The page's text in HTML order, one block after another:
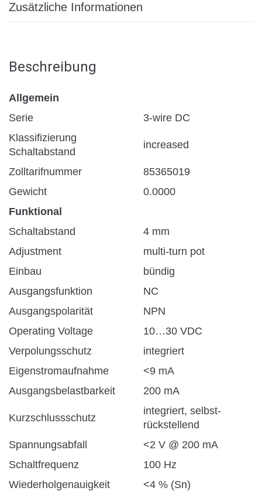
Zusätzliche Informationen
Beschreibung
Allgemein
Serie
3-wire DC
Klassifizierung
Schaltabstand
increased
Zolltarifnummer
85365019
Gewicht
0.0000
Funktional
Schaltabstand
4 mm
Adjustment
multi-turn pot
Einbau
bündig
Ausgangsfunktion
NC
Ausgangspolarität
NPN
Operating Voltage
10…30 VDC
Verpolungsschutz
integriert
Eigenstromaufnahme
<9 mA
Ausgangsbelastbarkeit
200 mA
Kurzschlussschutz
integriert, selbst-
rückstellend
Spannungsabfall
<2 V @ 200 mA
Schaltfrequenz
100 Hz
Wiederholgenauigkeit
<4 % (Sn)